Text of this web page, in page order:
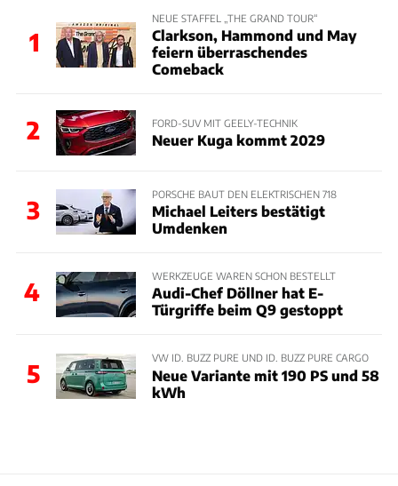
1
NEUE STAFFEL „THE GRAND TOUR“
Clarkson, Hammond und May
feiern überraschendes
Comeback
2 FORD-SUV MIT GEELY-TECHNIK
Neuer Kuga kommt 2029
3
PORSCHE BAUT DEN ELEKTRISCHEN 718
Michael Leiters bestätigt
Umdenken
4
WERKZEUGE WAREN SCHON BESTELLT
Audi-Chef Döllner hat E-
Türgriffe beim Q9 gestoppt
5
VW ID. BUZZ PURE UND ID. BUZZ PURE CARGO
Neue Variante mit 190 PS und 58
kWh